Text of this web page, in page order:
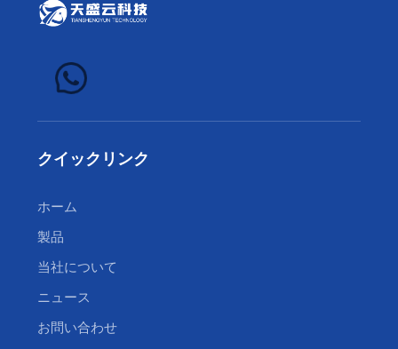
クイックリンク
ホーム
製品
当社について
ニュース
お問い合わせ